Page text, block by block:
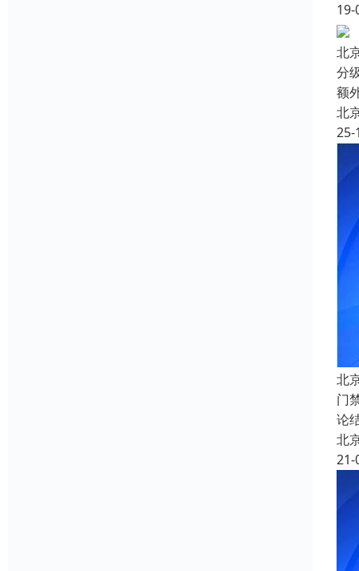
19-
北
分
额
北
25-
北
门
论
北
21-